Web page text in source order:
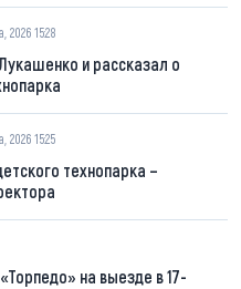
2026 15:28
и рассказал о
2026 15:25
технопарка –
на выезде в 17-